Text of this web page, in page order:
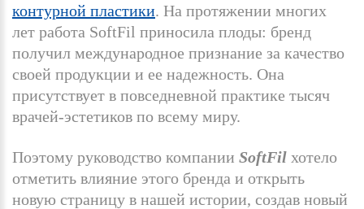
контурной пластики. На протяжении многих
лет работа SoftFil приносила плоды: бренд
получил международное признание за качество
своей продукции и ее надежность. Она
присутствует в повседневной практике тысяч
врачей-эстетиков по всему миру.
Поэтому руководство компании SoftFil хотело
отметить влияние этого бренда и открыть
новую страницу в нашей истории, создав новый